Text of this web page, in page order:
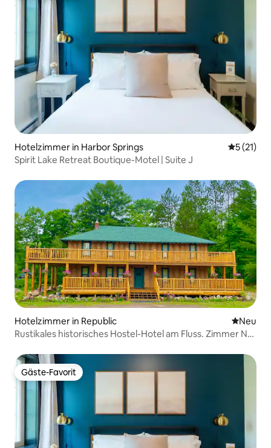
Hotelzimmer in Harbor Springs
5 (21)
Spirit Lake Retreat Boutique-Motel | Suite J
Hotelzimmer in Republic Neue
Neu
Rustikales historisches Hostel-Hotel am Fluss. Zimmer Nr.
Gäste-Favorit
Gäste-Favorit